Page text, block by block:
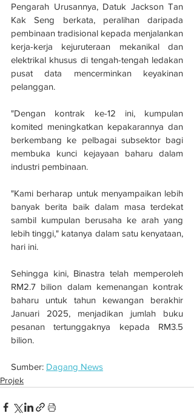
Pengarah Urusannya, Datuk Jackson Tan
Kak Seng berkata, peralihan daripada
pembinaan tradisional kepada menjalankan
kerja-kerja kejuruteraan mekanikal dan
elektrikal khusus di tengah-tengah ledakan
pusat data mencerminkan keyakinan
pelanggan.
"Dengan kontrak ke-12 ini, kumpulan
komited meningkatkan kepakarannya dan
berkembang ke pelbagai subsektor bagi
membuka kunci kejayaan baharu dalam
industri pembinaan.
"Kami berharap untuk menyampaikan lebih
banyak berita baik dalam masa terdekat
sambil kumpulan berusaha ke arah yang
lebih tinggi," katanya dalam satu kenyataan,
hari ini.
Sehingga kini, Binastra telah memperoleh
RM2.7 bilion dalam kemenangan kontrak
baharu untuk tahun kewangan berakhir
Januari 2025, menjadikan jumlah buku
pesanan tertunggaknya kepada RM3.5
bilion.
Sumber: Dagang News
Projek